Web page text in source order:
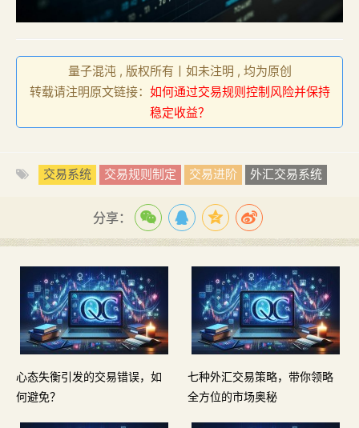
量子混沌 , 版权所有丨如未注明 , 均为原创
转载请注明原文链接： 如何通过交易规则控制风险并保持
稳定收益？
交易系统 交易规则制定 交易进阶 外汇交易系统
分享：
心态失衡引发的交易错误，如
何避免？
七种外汇交易策略，带你领略
全方位的市场奥秘